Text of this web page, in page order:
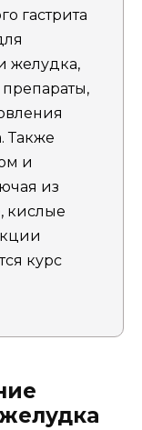
гастрита
желудка,
Также
и
из
кислые
курс